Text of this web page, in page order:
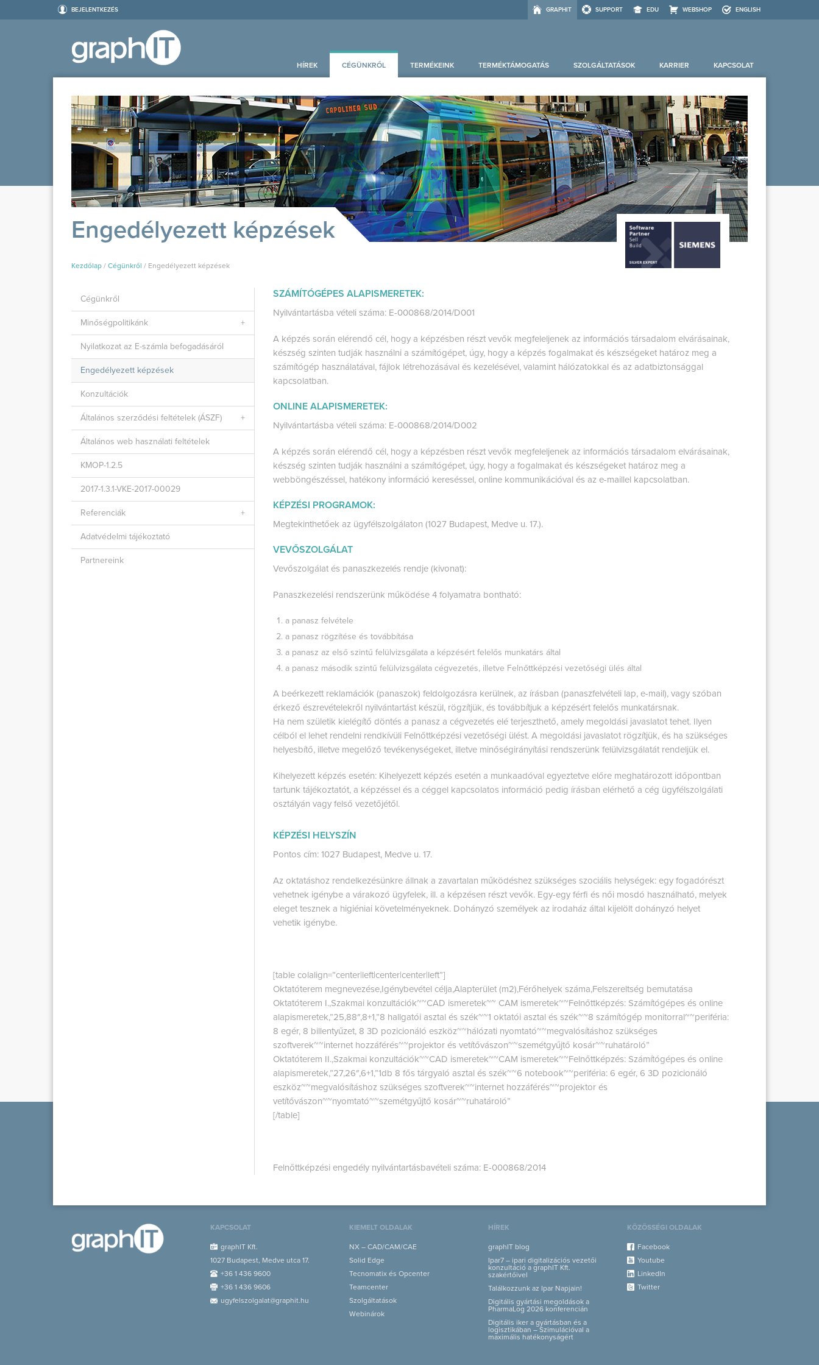
BEJELENTKEZÉS GRAPHIT SUPPORT EDU WEBSHOP ENGLISH
HÍREK CÉGÜNKRŐL TERMÉKEINK TERMÉKTÁMOGATÁS SZOLGÁLTATÁSOK KARRIER KAPCSOLAT
Engedélyezett képzések
Kezdőlap / Cégünkről / Engedélyezett képzések
Cégünkről
Minőségpolitikánk
Nyilatkozat az E-számla befogadásáról
Engedélyezett képzések
Konzultációk
Általános szerződési feltételek (ÁSZF)
Általános web használati feltételek
KMOP-1.2.5
2017-1.3.1-VKE-2017-00029
Referenciák
Adatvédelmi tájékoztató
Partnereink
SZÁMÍTÓGÉPES ALAPISMERETEK:
Nyilvántartásba vételi száma: E-000868/2014/D001
A képzés során elérendő cél, hogy a képzésben részt vevők megfeleljenek az információs társadalom elvárásainak,
készség szinten tudják használni a számítógépet, úgy, hogy a képzés fogalmakat és készségeket határoz meg a
számítógép használatával, fájlok létrehozásával és kezelésével, valamint hálózatokkal és az adatbiztonsággal
kapcsolatban.
ONLINE ALAPISMERETEK:
Nyilvántartásba vételi száma: E-000868/2014/D002
A képzés során elérendő cél, hogy a képzésben részt vevők megfeleljenek az információs társadalom elvárásainak,
készség szinten tudják használni a számítógépet, úgy, hogy a fogalmakat és készségeket határoz meg a
webböngészéssel, hatékony információ kereséssel, online kommunikációval és az e-maillel kapcsolatban.
KÉPZÉSI PROGRAMOK:
Megtekinthetőek az ügyfélszolgálaton (1027 Budapest, Medve u. 17.).
VEVŐSZOLGÁLAT
Vevőszolgálat és panaszkezelés rendje (kivonat):
Panaszkezelési rendszerünk működése 4 folyamatra bontható:
a panasz felvétele
a panasz rögzítése és továbbítása
a panasz az első szintű felülvizsgálata a képzésért felelős munkatárs által
a panasz második szintű felülvizsgálata cégvezetés, illetve Felnőttképzési vezetőségi ülés által
A beérkezett reklamációk (panaszok) feldolgozásra kerülnek, az írásban (panaszfelvételi lap, e-mail), vagy szóban
érkező észrevételekről nyilvántartást készül, rögzítjük, és továbbítjuk a képzésért felelős munkatársnak.
Ha nem születik kielégítő döntés a panasz a cégvezetés elé terjeszthető, amely megoldási javaslatot tehet. Ilyen
célból el lehet rendelni rendkívüli Felnőttképzési vezetőségi ülést. A megoldási javaslatot rögzítjük, és ha szükséges
helyesbítő, illetve megelőző tevékenységeket, illetve minőségirányítási rendszerünk felülvizsgálatát rendeljük el.
Kihelyezett képzés esetén: Kihelyezett képzés esetén a munkaadóval egyeztetve előre meghatározott időpontban
tartunk tájékoztatót, a képzéssel és a céggel kapcsolatos információ pedig írásban elérhető a cég ügyfélszolgálati
osztályán vagy felső vezetőjétől.
KÉPZÉSI HELYSZÍN
Pontos cím: 1027 Budapest, Medve u. 17.
Az oktatáshoz rendelkezésünkre állnak a zavartalan működéshez szükséges szociális helységek: egy fogadórészt
vehetnek igénybe a várakozó ügyfelek, ill. a képzésen részt vevők. Egy-egy férfi és női mosdó használható, melyek
eleget tesznek a higiéniai követelményeknek. Dohányzó személyek az irodaház által kijelölt dohányzó helyet
vehetik igénybe.
[table colalign=”center|left|center|center|left”]
Oktatóterem megnevezése,Igénybevétel célja,Alapterület (m2),Férőhelyek száma,Felszereltség bemutatása
Oktatóterem I.,Szakmai konzultációk~~CAD ismeretek~~ CAM ismeretek~~Felnőttképzés: Számítógépes és online
alapismeretek,”25,88″,8+1,”8 hallgatói asztal és szék~~1 oktatói asztal és szék~~8 számítógép monitorral~~periféria:
8 egér, 8 billentyűzet, 8 3D pozicionáló eszköz~~hálózati nyomtató~~megvalósításhoz szükséges
szoftverek~~internet hozzáférés~~projektor és vetítővászon~~szemétgyűjtő kosár~~ruhatároló”
Oktatóterem II.,Szakmai konzultációk~~CAD ismeretek~~CAM ismeretek~~Felnőttképzés: Számítógépes és online
alapismeretek,”27,26″,6+1,”1db 8 fős tárgyaló asztal és szék~~6 notebook~~periféria: 6 egér, 6 3D pozicionáló
eszköz~~megvalósításhoz szükséges szoftverek~~internet hozzáférés~~projektor és
vetítővászon~~nyomtató~~szemétgyűjtő kosár~~ruhatároló”
[/table]
Felnőttképzési engedély nyilvántartásbavételi száma: E-000868/2014
KAPCSOLAT
graphIT Kft.
1027 Budapest, Medve utca 17.
+36 1 436 9600
+36 1 436 9606
ugyfelszolgalat@graphit.hu
KIEMELT OLDALAK
NX – CAD/CAM/CAE
Solid Edge
Tecnomatix és Opcenter
Teamcenter
Szolgáltatások
Webinárok
HÍREK
graphIT blog
Ipar7 – ipari digitalizációs vezetői
konzultáció a graphIT Kft.
szakértőivel
Találkozzunk az Ipar Napjain!
Digitális gyártási megoldások a
PharmaLog 2026 konferencián
Digitális iker a gyártásban és a
logisztikában – Szimulációval a
maximális hatékonyságért
KÖZÖSSÉGI OLDALAK
Facebook
Youtube
LinkedIn
Twitter